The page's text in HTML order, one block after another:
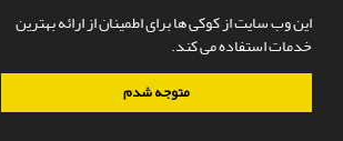
این وب سایت از کوکی ها برای اطمینان از ارائه بهترین
خدمات استفاده می کند.
متوجه شدم
سامانه مدیریت نشریات علمی.طراحی و پیاده سازی از